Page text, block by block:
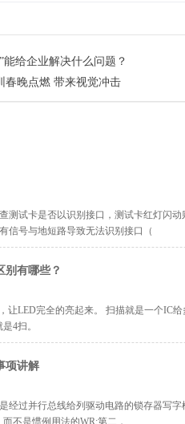
给企业解决什么问题？
春晚点燃 带来视觉冲击
测试卡是否以识别接口，测试卡红灯闪
信号与地短路导致无法识别接口（
别有哪些？
让LED完全的亮起来。 扫描就是一个IC
4扫。
项讲解
经过并行总线给列驱动电路的锁存器写
不是惯例用法的WR;第二，